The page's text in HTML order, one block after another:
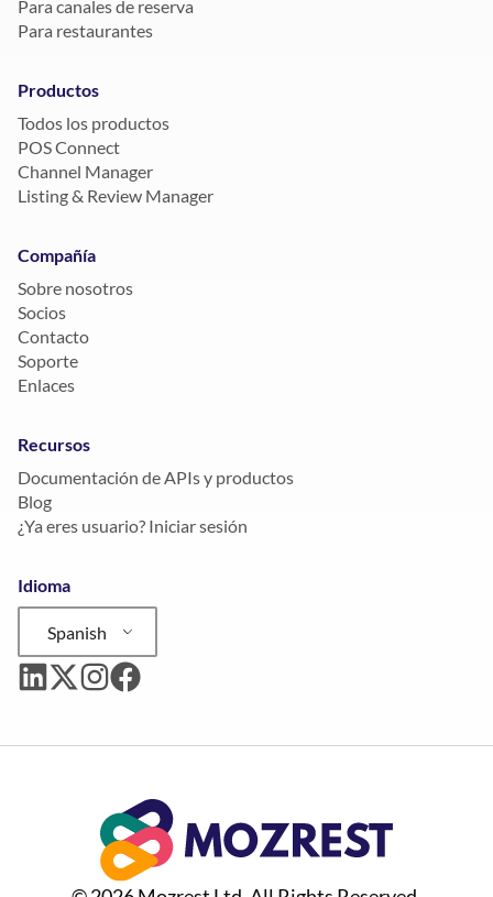
Para canales de reserva
Para restaurantes
Productos
Todos los productos
POS Connect
Channel Manager
Listing & Review Manager
Compañía
Sobre nosotros
Socios
Contacto
Soporte
Enlaces
Recursos
Documentación de APIs y productos
Blog
¿Ya eres usuario? Iniciar sesión
Idioma
Spanish